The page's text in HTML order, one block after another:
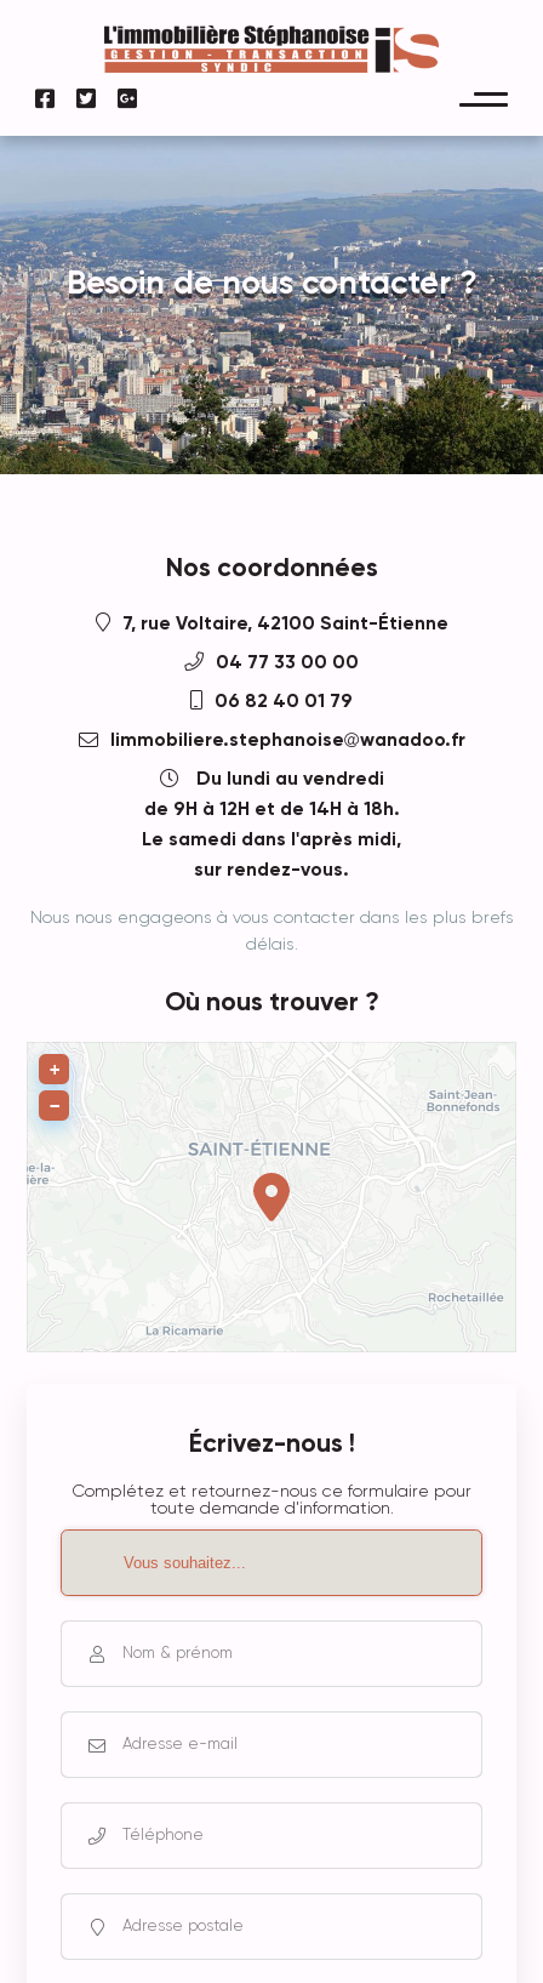
Besoin de nous contacter ?
Nos coordonnées
7, rue Voltaire, 42100 Saint-Étienne
04 77 33 00 00
06 82 40 01 79
limmobiliere.stephanoise
wanadoo.fr
Du lundi au vendredi
de 9H à 12H et de 14H à 18h.
Le samedi dans l'après midi,
sur rendez-vous.
Nous nous engageons à vous contacter dans les plus brefs
délais.
Où nous trouver ?
+
−
Écrivez-nous !
Complétez et retournez-nous ce formulaire pour
toute demande d'information.